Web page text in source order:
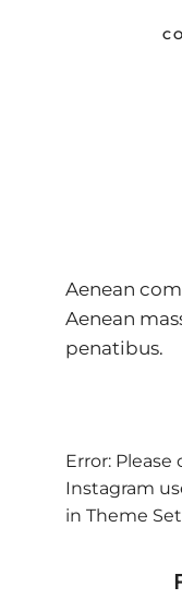
Aenean
Aenean
penatibus.
Error:
Instagram
in Theme